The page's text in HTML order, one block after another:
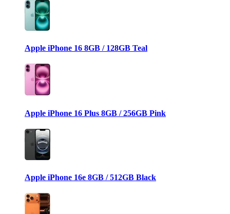
Apple iPhone 16 8GB / 128GB Teal
Apple iPhone 16 Plus 8GB / 256GB Pink
Apple iPhone 16e 8GB / 512GB Black